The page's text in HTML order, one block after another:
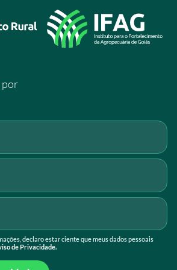
por
declaro estar ciente que meus dados pessoais
de Privacidade.